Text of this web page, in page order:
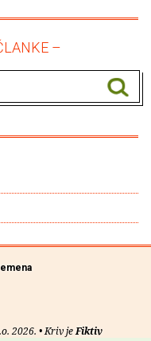
–
2026. • Kriv jeFiktiv